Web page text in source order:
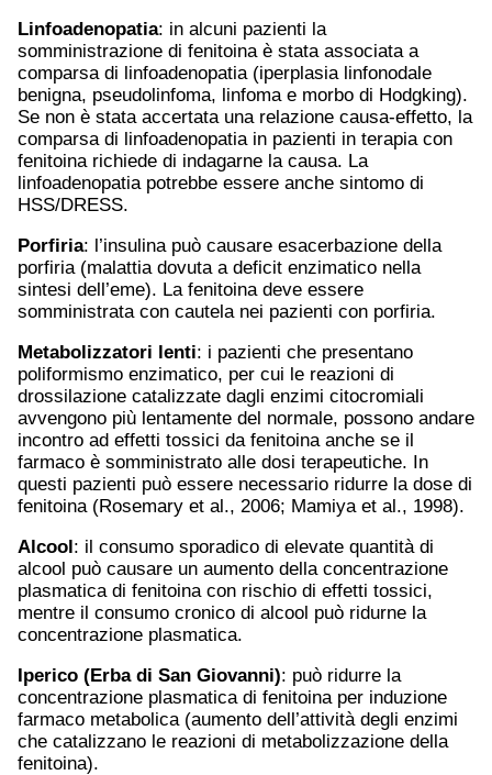
Linfoadenopatia: in alcuni pazienti la
somministrazione di fenitoina è stata associata a
comparsa di linfoadenopatia (iperplasia linfonodale
benigna, pseudolinfoma, linfoma e morbo di Hodgking).
Se non è stata accertata una relazione causa-effetto, la
comparsa di linfoadenopatia in pazienti in terapia con
fenitoina richiede di indagarne la causa. La
linfoadenopatia potrebbe essere anche sintomo di
HSS/DRESS.
Porfiria: l’insulina può causare esacerbazione della
porfiria (malattia dovuta a deficit enzimatico nella
sintesi dell’eme). La fenitoina deve essere
somministrata con cautela nei pazienti con porfiria.
Metabolizzatori lenti: i pazienti che presentano
poliformismo enzimatico, per cui le reazioni di
drossilazione catalizzate dagli enzimi citocromiali
avvengono più lentamente del normale, possono andare
incontro ad effetti tossici da fenitoina anche se il
farmaco è somministrato alle dosi terapeutiche. In
questi pazienti può essere necessario ridurre la dose di
fenitoina (Rosemary et al., 2006; Mamiya et al., 1998).
Alcool: il consumo sporadico di elevate quantità di
alcool può causare un aumento della concentrazione
plasmatica di fenitoina con rischio di effetti tossici,
mentre il consumo cronico di alcool può ridurne la
concentrazione plasmatica.
Iperico (Erba di San Giovanni): può ridurre la
concentrazione plasmatica di fenitoina per induzione
farmaco metabolica (aumento dell’attività degli enzimi
che catalizzano le reazioni di metabolizzazione della
fenitoina).